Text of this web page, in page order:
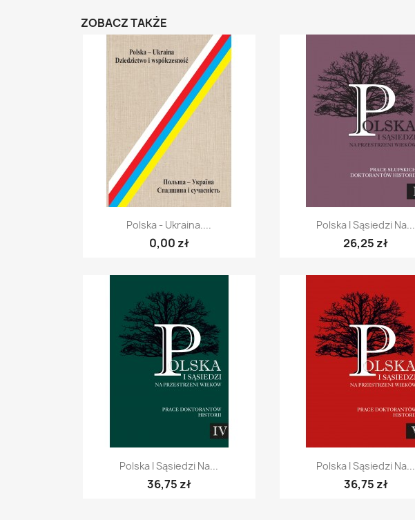
ZOBACZ TAKŻE
Szybki podgląd
Polska - Ukraina....
0,00 zł
Szybki podgląd
Polska I Sąsiedzi Na...
26,25 zł
Szybki podgląd
Polska I Sąsiedzi Na...
36,75 zł
Szybki podgląd
Polska I Sąsiedzi Na...
36,75 zł